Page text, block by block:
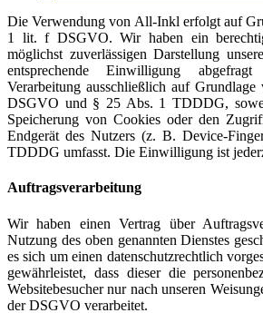
Die Verwendung von All-Inkl erfolgt auf
1 lit. f DSGVO. Wir haben ein
möglichst zuverlässigen Darstellung
entsprechende Einwilligung
Verarbeitung ausschließlich auf
DSGVO und § 25 Abs. 1 TDDDG,
Speicherung von Cookies oder den
Endgerät des Nutzers (z. B. Device-
TDDDG umfasst. Die Einwilligung ist
Auftragsverarbeitung
Wir haben einen Vertrag über
Nutzung des oben genannten Dienstes
es sich um einen datenschutzrechtlich
gewährleistet, dass dieser die
Websitebesucher nur nach unseren
der DSGVO verarbeitet.